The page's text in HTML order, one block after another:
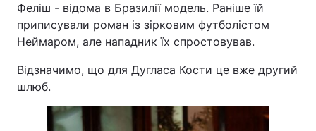
Феліш - відома в Бразилії модель. Раніше їй
приписували роман із зірковим футболістом
Неймаром, але нападник їх спростовував.
Відзначимо, що для Дугласа Кости це вже другий
шлюб.